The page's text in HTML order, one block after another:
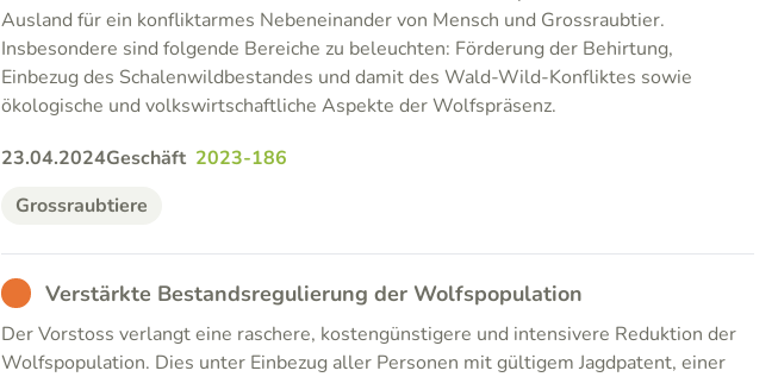
Ausland für ein konfliktarmes Nebeneinander von Mensch und Grossraubtier.
Insbesondere sind folgende Bereiche zu beleuchten: Förderung der Behirtung,
Einbezug des Schalenwildbestandes und damit des Wald-Wild-Konfliktes sowie
ökologische und volkswirtschaftliche Aspekte der Wolfspräsenz.
23.04.2024Geschäft 2023-186
Grossraubtiere
BADVerstärkte Bestandsregulierung der Wolfspopulation
Der Vorstoss verlangt eine raschere, kostengünstigere und intensivere Reduktion der
Wolfspopulation. Dies unter Einbezug aller Personen mit gültigem Jagdpatent, einer